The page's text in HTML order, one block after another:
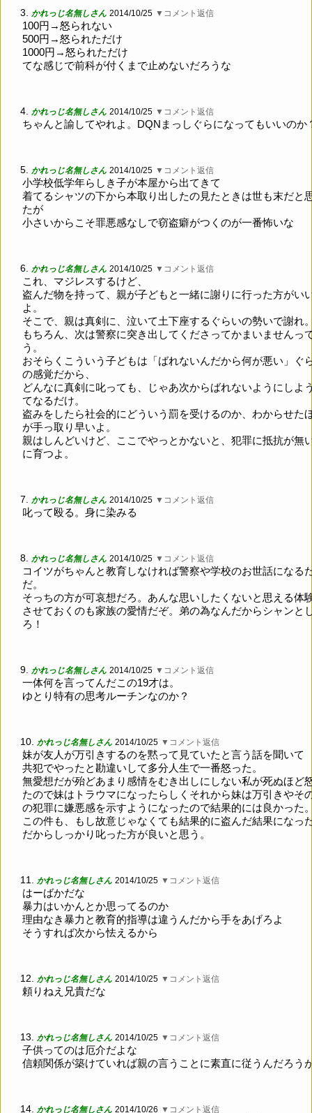
3. かれっじ名無しさん 2014/10/25 ▼コメント返信
100円→怒られない
500円→怒られただけ
1000円→怒られただけ
てな感じで前科が付くまで止めないだろうな
4. かれっじ名無しさん 2014/10/25 ▼コメント返信
ちゃんと諭してやれよ。DQNまっしぐらになってもいいのか
5. かれっじ名無しさん 2014/10/25 ▼コメント返信
小学校低学年らしき子が本屋から出てきて
着てるシャツの下から本取り出したの見たときは世も末だと
たが
小さいからこそ罪悪感なしで窃盗癖がつくのが一番怖いな
6. かれっじ名無しさん 2014/10/25 ▼コメント返信
これ、マジレスするけど、
盗んだ物を持って、親が子どもと一緒に謝りに行った方がい
よ。
そこで、親は真剣に、泣いて土下座するぐらいの勢いで謝れ
もちろん、次は警察に突き出してくださってかまいませんっ
う。
おそらくこういう子どもは「ばれないんだから何が悪い」ぐ
の感覚だから、
どんなに真剣に叱っても、じゃあ次からばれないようにしよ
てなるだけ。
盗みをしたら社会的にどういう罰を受けるのか、わからせた
が手っ取り早いよ。
親はしんどいけど、ここでやっとかないと、犯罪に抵抗が無
に育つよ。
7. かれっじ名無しさん 2014/10/25 ▼コメント返信
叱って殴る。身に染みる
8. かれっじ名無しさん 2014/10/25 ▼コメント返信
コイツがちゃんと教育しなければ警察や学校のお世話になる
だ。
そっちの方が可哀想だろ。あんな思いしたくないと思える体
させておくのも家族の愛情だぞ。弟の為なんだからシャンと
ろ！
9. かれっじ名無しさん 2014/10/25 ▼コメント返信
一体何を言ってんだこの19才は。
ゆとり特有の思考ルーチンなのか？
10. かれっじ名無しさん 2014/10/25 ▼コメント返信
妹が友人が万引きするのを黙って見ていたと言う話を聞いて
共犯でやったと勘違いして多分人生で一番怒った。
無愛想だが殆どあまり感情をむき出しにしない私が死ぬほど
たので妹はトラウマになったらしくそれから妹は万引きやそ
の犯罪に嫌悪感を示すようになったので結果的には良かった
この件も、もし故意じゃなくても結果的に盗んだ結果になっ
だからしっかり叱った方が良いと思う。
11. かれっじ名無しさん 2014/10/25 ▼コメント返信
はーばかだな
暴力はいかんとか思ってるのか
理由なき暴力と教育的指導は違うんだから手をあげろよ
そうすれば次から怯えるから
12. かれっじ名無しさん 2014/10/25 ▼コメント返信
頼りねえ兄貴だな
13. かれっじ名無しさん 2014/10/25 ▼コメント返信
子供ってのは厄介だよな
信頼関係が築けていれば親の言うことに素直に従うんだろう
14. かれっじ名無しさん 2014/10/26 ▼コメント返信